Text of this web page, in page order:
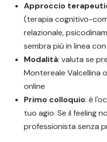
Approccio
(terapia cognitivo-
relazionale,
sembra più in linea
Modalità: valuta se
Montereale Valcellina
online
Primo colloquio: è
tuo agio. Se il feeling
professionista senza